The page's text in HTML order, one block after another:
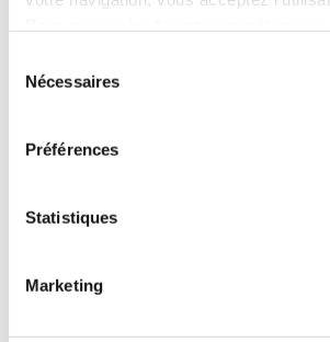
Nécessaires
Préférences
Statistiques
Marketing